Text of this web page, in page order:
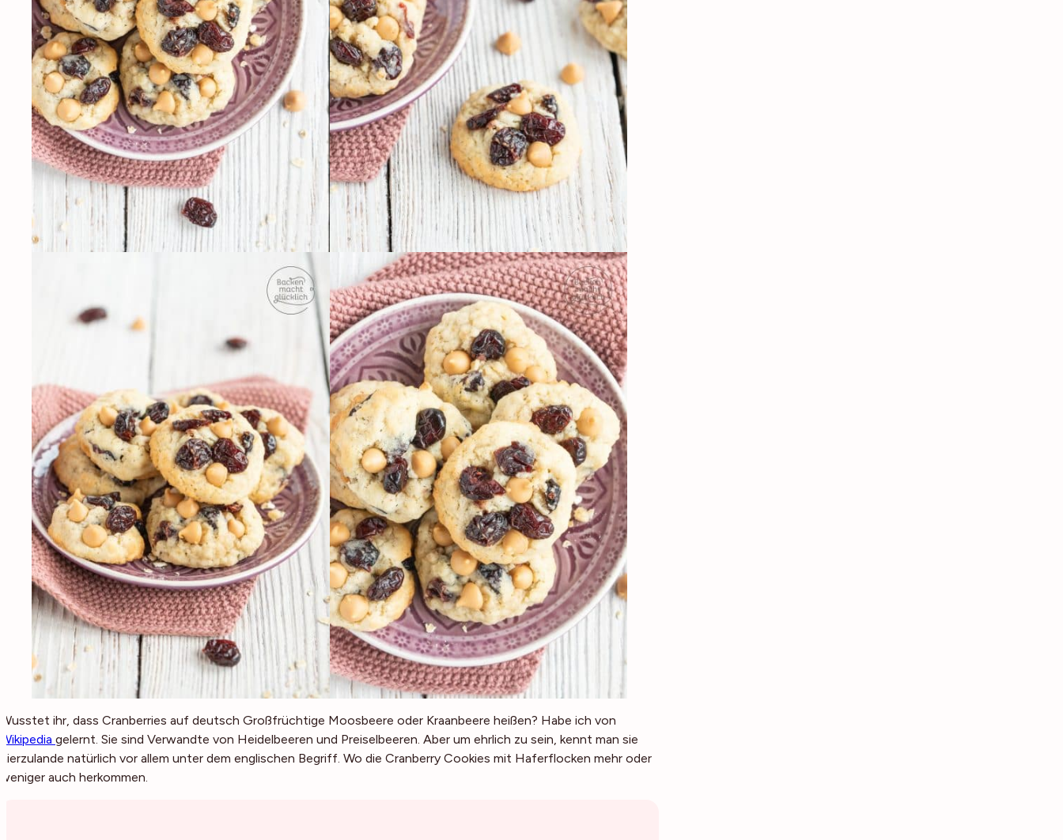
Wusstet ihr, dass Cranberries auf deutsch Großfrüchtige Moosbeere oder Kraanbeere heißen? Habe ich von
Wikipedia gelernt. Sie sind Verwandte von Heidelbeeren und Preiselbeeren. Aber um ehrlich zu sein, kennt man sie
hierzulande natürlich vor allem unter dem englischen Begriff. Wo die Cranberry Cookies mit Haferflocken mehr oder
weniger auch herkommen.